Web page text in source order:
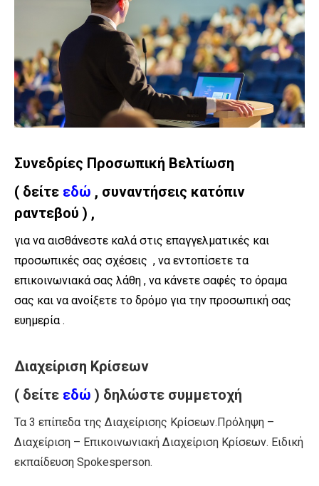
Συνεδρίες Προσωπική Βελτίωση
( δείτε εδώ , συναντήσεις κατόπιν
ραντεβού ) ,
για να αισθάνεστε καλά στις επαγγελματικές και
προσωπικές σας σχέσεις , να εντοπίσετε τα
επικοινωνιακά σας λάθη , να κάνετε σαφές το όραμα
σας και να ανοίξετε το δρόμο για την προσωπική σας
ευημερία .
Διαχείριση Κρίσεων
( δείτε εδώ ) δηλώστε συμμετοχή
Τα 3 επίπεδα της Διαχείρισης Κρίσεων.Πρόληψη –
Διαχείριση – Επικοινωνιακή Διαχείριση Κρίσεων. Ειδική
εκπαίδευση Spokesperson.